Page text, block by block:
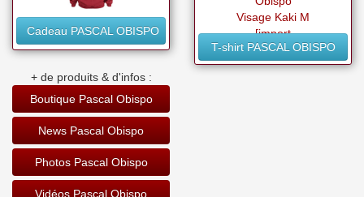
Cadeau PASCAL OBISPO
T-shirt PASCAL OBISPO
+ de produits & d'infos :
Boutique Pascal Obispo
News Pascal Obispo
Photos Pascal Obispo
Vidéos Pascal Obispo